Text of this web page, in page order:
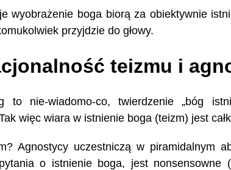
wyobrażenie boga biorą za obiektywnie
przyjdzie do głowy.
teizmu i
to nie-wiadomo-co, twierdzenie „bóg
więc wiara w istnienie boga (teizm) jest
Agnostycy uczestniczą w piramidalnym
o istnienie boga, jest